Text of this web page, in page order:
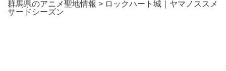
群馬県のアニメ聖地情報 > ロックハート城｜ヤマノススメ
サードシーズン